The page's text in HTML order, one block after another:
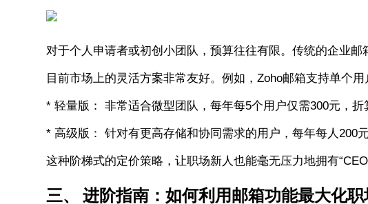
对于个人申请者或初创小团队，预算往往有限。传统的企业邮
目前市场上的灵活方案非常友好。例如，Zoho邮箱支持单个用
* 轻量版： 非常适合微型团队，每年每5个用户仅需300元，
* 高级版： 针对有更高存储和协同需求的用户，每年每人200
这种阶梯式的定价策略，让职场新人也能毫无压力地拥有“CEO
三、 进阶指南：如何利用邮箱功能最大化职